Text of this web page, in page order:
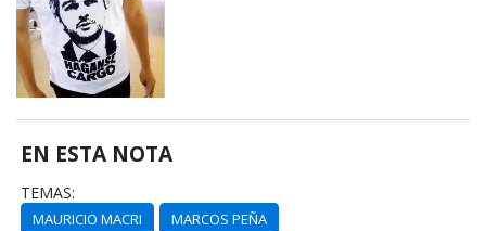
EN ESTA NOTA
TEMAS:
MAURICIO MACRI MARCOS PEÑA